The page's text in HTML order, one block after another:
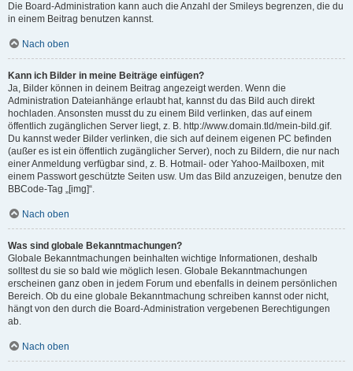
Die Board-Administration kann auch die Anzahl der Smileys begrenzen, die du
in einem Beitrag benutzen kannst.
Nach oben
Kann ich Bilder in meine Beiträge einfügen?
Ja, Bilder können in deinem Beitrag angezeigt werden. Wenn die
Administration Dateianhänge erlaubt hat, kannst du das Bild auch direkt
hochladen. Ansonsten musst du zu einem Bild verlinken, das auf einem
öffentlich zugänglichen Server liegt, z. B. http://www.domain.tld/mein-bild.gif.
Du kannst weder Bilder verlinken, die sich auf deinem eigenen PC befinden
(außer es ist ein öffentlich zugänglicher Server), noch zu Bildern, die nur nach
einer Anmeldung verfügbar sind, z. B. Hotmail- oder Yahoo-Mailboxen, mit
einem Passwort geschützte Seiten usw. Um das Bild anzuzeigen, benutze den
BBCode-Tag „[img]“.
Nach oben
Was sind globale Bekanntmachungen?
Globale Bekanntmachungen beinhalten wichtige Informationen, deshalb
solltest du sie so bald wie möglich lesen. Globale Bekanntmachungen
erscheinen ganz oben in jedem Forum und ebenfalls in deinem persönlichen
Bereich. Ob du eine globale Bekanntmachung schreiben kannst oder nicht,
hängt von den durch die Board-Administration vergebenen Berechtigungen
ab.
Nach oben